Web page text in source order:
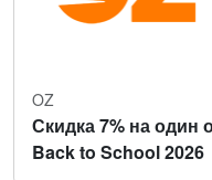
OZ
Скидка 7% на один
Back to School 2026